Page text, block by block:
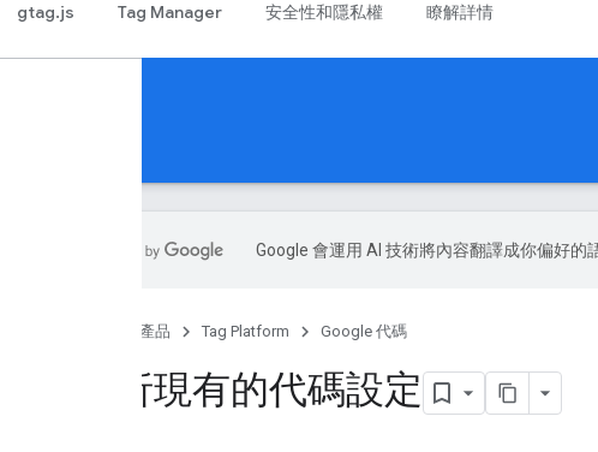
gtag.js Tag Manager 安全性和隱私權 瞭解詳情
Google 會運用 AI 技術將內容翻譯成你偏好的
產品 Tag Platform Google 代碼
分析現有的代碼設定